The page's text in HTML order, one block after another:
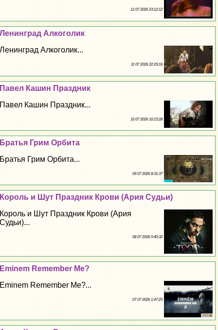
12 07 2026 23:12:12
Ленинград Алкоголик
Ленинград Алкоголик...
11 07 2026 22:29:16
Павел Кашин Праздник
Павел Кашин Праздник...
10 07 2026 10:15:28
Братья Грим Орбита
Братья Грим Орбита...
09 07 2026 8:31:37
Король и Шут Праздник Крови (Ария Судьи)
Король и Шут Праздник Крови (Ария
Судьи)...
08 07 2026 0:40:32
Eminem Remember Me?
Eminem Remember Me?...
07 07 2026 1:47:25